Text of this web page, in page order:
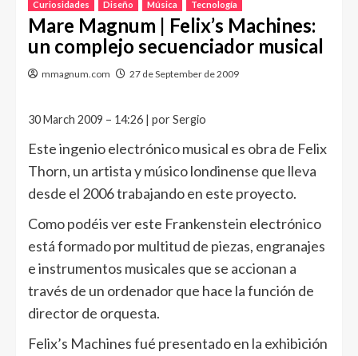
Curiosidades Diseño Música Tecnología
Mare Magnum | Felix’s Machines:
un complejo secuenciador musical
mmagnum.com 27 de September de 2009
30 March 2009 – 14:26 | por Sergio
Este ingenio electrónico musical es obra de Felix
Thorn, un artista y músico londinense que lleva
desde el 2006 trabajando en este proyecto.
Como podéis ver este Frankenstein electrónico
está formado por multitud de piezas, engranajes
e instrumentos musicales que se accionan a
través de un ordenador que hace la función de
director de orquesta.
Felix’s Machines fué presentado en la exhibición